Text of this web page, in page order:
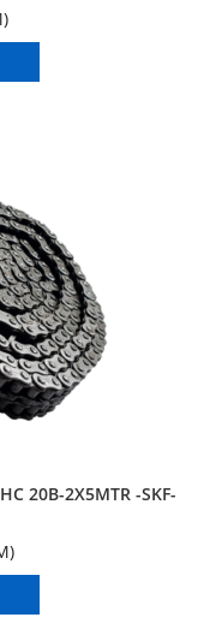
20B-2X5MTR -SKF-